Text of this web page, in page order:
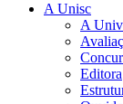
A Unisc
A
Editora